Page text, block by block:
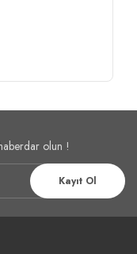
olun !
Kayıt Ol